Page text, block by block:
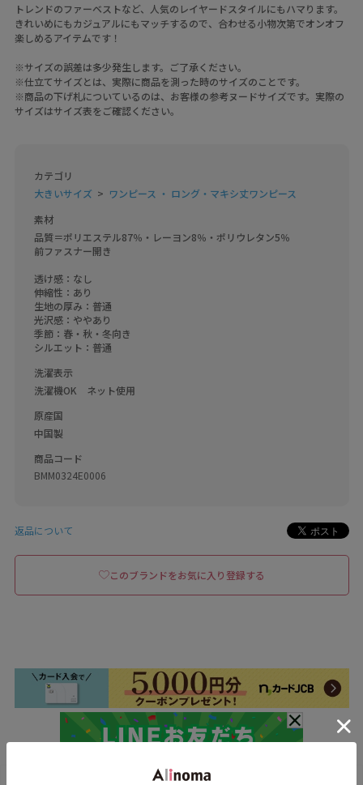
トレンドのファーベストなど、人気のレイヤードスタイルにもハマります。
きれいめにもカジュアルにもマッチするので、合わせる小物次第でオンオフ
楽しめるアイテムです！
※サイズの誤差は多少発生します。ご了承ください。
※仕立てサイズとは、実際に商品を測った時のサイズのことです。
※商品の下げ札についているのは、お客様の参考ヌードサイズです。実際の
サイズはサイズ表をご確認ください。
カテゴリ
大きいサイズ
ワンピース ・ ロング・マキシ丈ワンピース
素材
品質＝ポリエステル87％・レーヨン8％・ポリウレタン5％
前ファスナー開き
透け感：なし
伸縮性：あり
生地の厚み：普通
光沢感：ややあり
季節：春・秋・冬向き
シルエット：普通
洗濯表示
洗濯機OK　ネット使用
原産国
中国製
商品コード
BMM0324E0006
返品について
このブランドをお気に入り登録する